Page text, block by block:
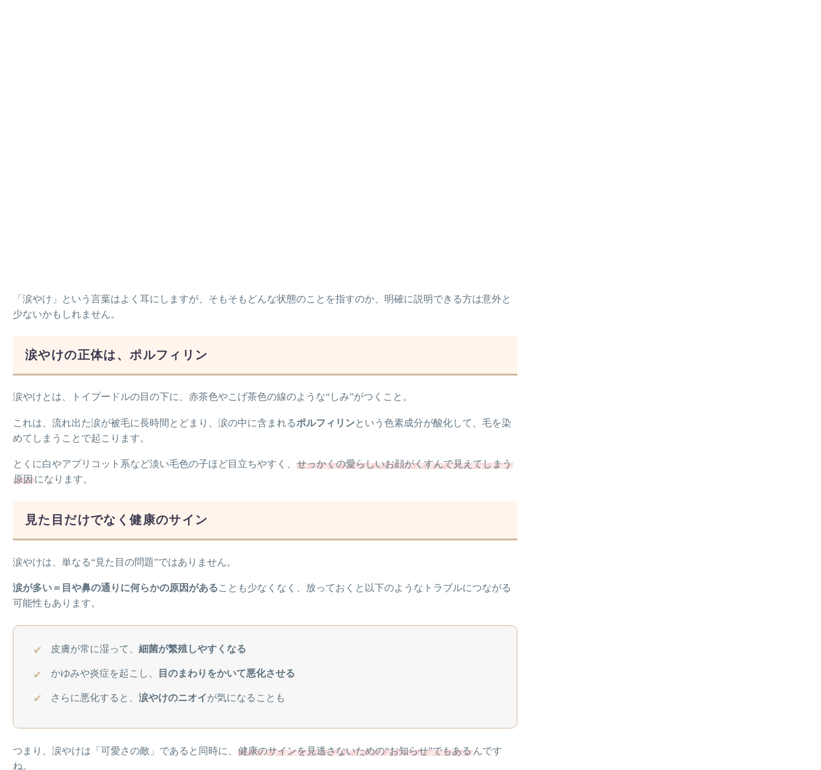
「涙やけ」という言葉はよく耳にしますが、そもそもどんな状態のことを指すのか、明確に説明できる方は意外と
少ないかもしれません。
涙やけの正体は、ポルフィリン
涙やけとは、トイプードルの目の下に、赤茶色やこげ茶色の線のような“しみ”がつくこと。
これは、流れ出た涙が被毛に長時間とどまり、涙の中に含まれるポルフィリンという色素成分が酸化して、毛を染
めてしまうことで起こります。
とくに白やアプリコット系など淡い毛色の子ほど目立ちやすく、 せっかくの愛らしいお顔がくすんで見えてしまう
原因になります。
見た目だけでなく健康のサイン
涙やけは、単なる“見た目の問題”ではありません。
涙が多い＝目や鼻の通りに何らかの原因があることも少なくなく、放っておくと以下のようなトラブルにつながる
可能性もあります。
皮膚が常に湿って、 細菌が繁殖しやすくなる
かゆみや炎症を起こし、 目のまわりをかいて悪化させる
さらに悪化すると、 涙やけのニオイが気になることも
つまり、涙やけは「可愛さの敵」であると同時に、 健康のサインを見逃さないための“お知らせ”でもあるんです
ね。